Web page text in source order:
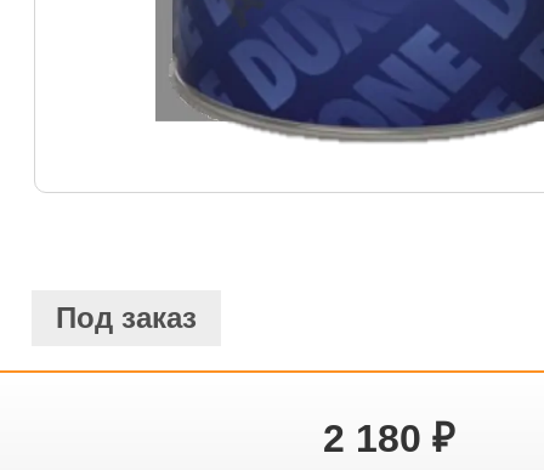
Под заказ
2 180 ₽